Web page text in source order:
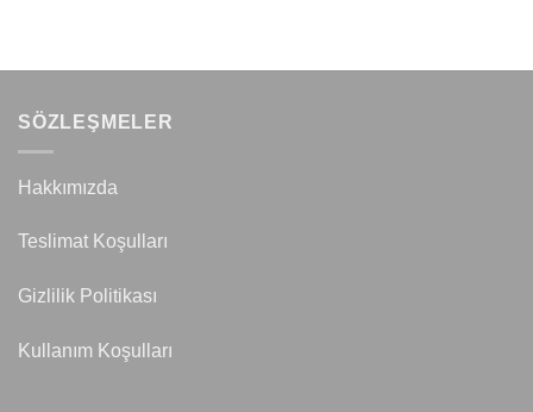
SÖZLEŞMELER
Hakkımızda
Teslimat Koşulları
Gizlilik Politikası
Kullanım Koşulları